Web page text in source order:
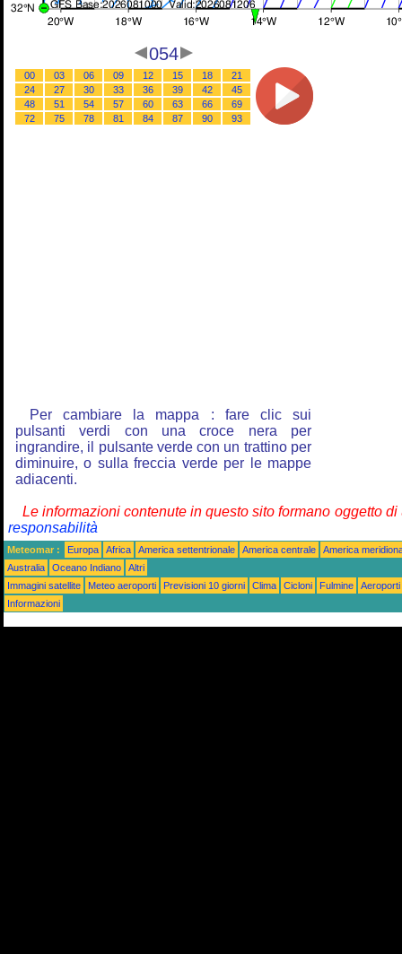
054
00 03 06 09 12 15 18
21
24
27 30 33 36 39 42
45
48
51 54 57 60 63 66
69
72
75 78 81 84 87 90 93
Per cambiare la mappa : fare clic sui
pulsanti verdi con una croce nera per
ingrandire, il pulsante verde con un trattino per
diminuire, o sulla freccia verde per le mappe
adiacenti.
Le informazioni contenute in questo sito formano oggetto
responsabilità
Meteomar : Europa Africa America settentrionale America centrale
America
Australia
Oceano Indiano
Altri
Immagini satellite
Meteo aeroporti Previsioni 10 giorni Clima Cicloni Fulmine
Aeroporti
Informazioni